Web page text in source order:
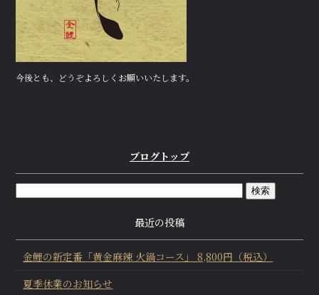
k
今後とも、どうぞよろしくお願いいたします。
ブログトップ
最近の投稿
金鯉の新定番「黄金麻辣 火鍋コース」 8,800円（税込）
夏季休業のお知らせ